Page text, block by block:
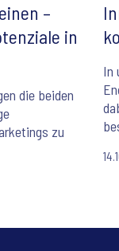
–
in
die beiden
zu
In